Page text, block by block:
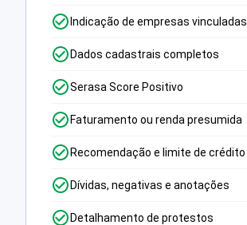
Indicação de empresas vinculadas
Dados cadastrais completos
Serasa Score Positivo
Faturamento ou renda presumida
Recomendação e limite de crédito
Dívidas, negativas e anotações
Detalhamento de protestos